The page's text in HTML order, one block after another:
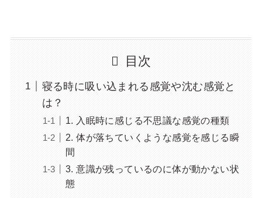
目次
寝る時に吸い込まれる感覚や沈む感覚と
は？
1. 入眠時に感じる不思議な感覚の種類
2. 体が落ちていくような感覚を感じる瞬
間
3. 意識が残っているのに体が動かない状
態